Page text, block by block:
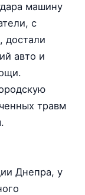
машину
с
достали
авто и
травм
Днепра, у